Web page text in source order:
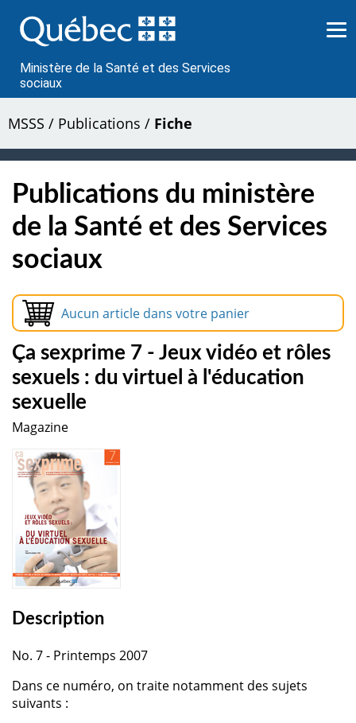
au
contenu
Ministère de la Santé et des Services
sociaux
MSSS / Publications / Fiche
Publications du ministère
de la Santé et des Services
sociaux
Aucun article dans votre panier
Ça sexprime 7 - Jeux vidéo et rôles
sexuels : du virtuel à l'éducation
sexuelle
Magazine
Description
No. 7 - Printemps 2007
Dans ce numéro, on traite notamment des sujets
suivants :